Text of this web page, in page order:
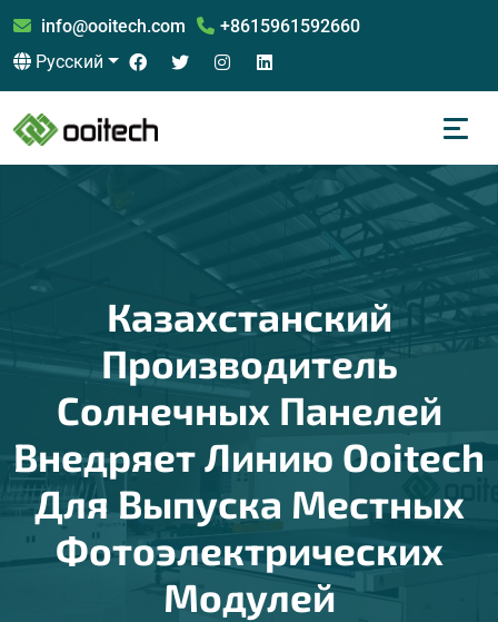
info@ooitech.com
+8615961592660
Русский
Казахстанский
Производитель
Солнечных Панелей
Внедряет Линию Ooitech
Для Выпуска Местных
Фотоэлектрических
Модулей